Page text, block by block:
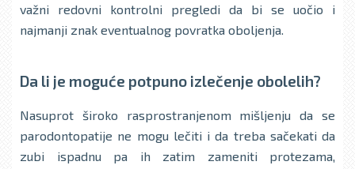
važni redovni kontrolni pregledi da bi se uočio i
najmanji znak eventualnog povratka obolјenja.
Da li je moguće potpuno izlečenјe obolelih?
Nasuprot široko rasprostranjenom mišlјenju da se
parodontopatije ne mogu lečiti i da treba sačekati da
zubi ispadnu pa ih zatim zameniti protezama,